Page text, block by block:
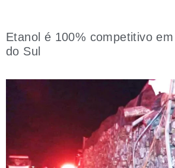
Etanol é 100% competitivo
do Sul